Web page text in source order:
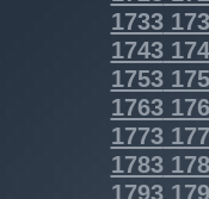
1733
1743
1753
1763
1773
1783
1793